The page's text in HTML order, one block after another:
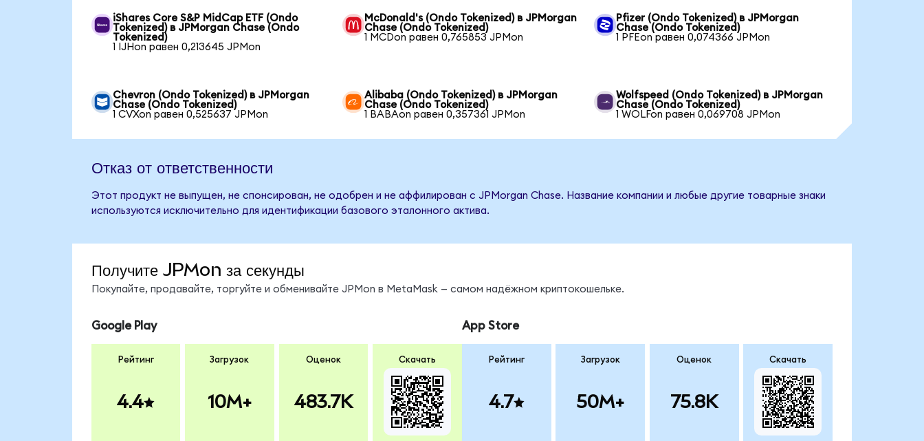
iShares Core S&P MidCap ETF (Ondo
Tokenized) в JPMorgan Chase (Ondo
Tokenized)
1 IJHon равен 0,213645 JPMon
McDonald's (Ondo Tokenized) в JPMorgan
Chase (Ondo Tokenized)
1 MCDon равен 0,765853 JPMon
Pfizer (Ondo Tokenized) в JPMorgan
Chase (Ondo Tokenized)
1 PFEon равен 0,074366 JPMon
Chevron (Ondo Tokenized) в JPMorgan
Chase (Ondo Tokenized)
1 CVXon равен 0,525637 JPMon
Alibaba (Ondo Tokenized) в JPMorgan
Chase (Ondo Tokenized)
1 BABAon равен 0,357361 JPMon
Wolfspeed (Ondo Tokenized) в JPMorgan
Chase (Ondo Tokenized)
1 WOLFon равен 0,069708 JPMon
Отказ от ответственности
Этот продукт не выпущен, не спонсирован, не одобрен и не аффилирован с JPMorgan Chase. Название компании и любые другие товарные знаки
используются исключительно для идентификации базового эталонного актива.
Получите JPMon за секунды
Покупайте, продавайте, торгуйте и обменивайте JPMon в MetaMask — самом надёжном криптокошельке.
Google Play
Рейтинг
4.4
Загрузок
10M+
Оценок
483.7K
Скачать
App Store
Рейтинг
4.7
Загрузок
50M+
Оценок
75.8K
Скачать